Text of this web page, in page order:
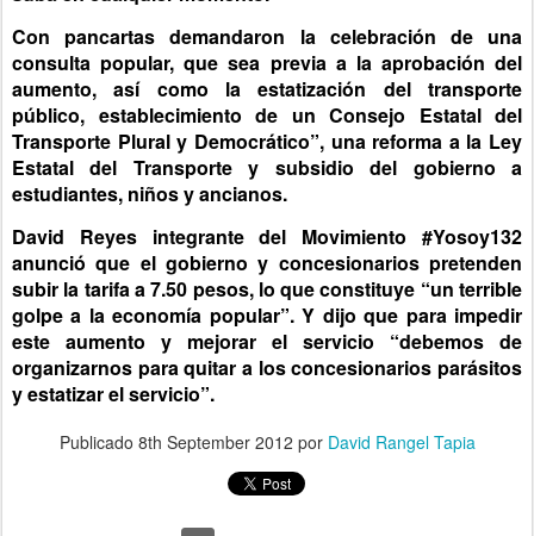
Con pancartas demandaron la celebración de una
consulta popular, que sea previa a la aprobación del
aumento, así como la estatización del transporte
público, establecimiento de un Consejo Estatal del
Transporte Plural y Democrático”, una reforma a la Ley
Estatal del Transporte y subsidio del gobierno a
estudiantes, niños y ancianos.
David Reyes integrante del Movimiento #Yosoy132
anunció que el gobierno y concesionarios pretenden
subir la tarifa a 7.50 pesos, lo que constituye “un terrible
golpe a la economía popular”. Y dijo que para impedir
este aumento y mejorar el servicio “debemos de
organizarnos para quitar a los concesionarios parásitos
y estatizar el servicio”.
Publicado 8th September 2012 por David Rangel Tapia